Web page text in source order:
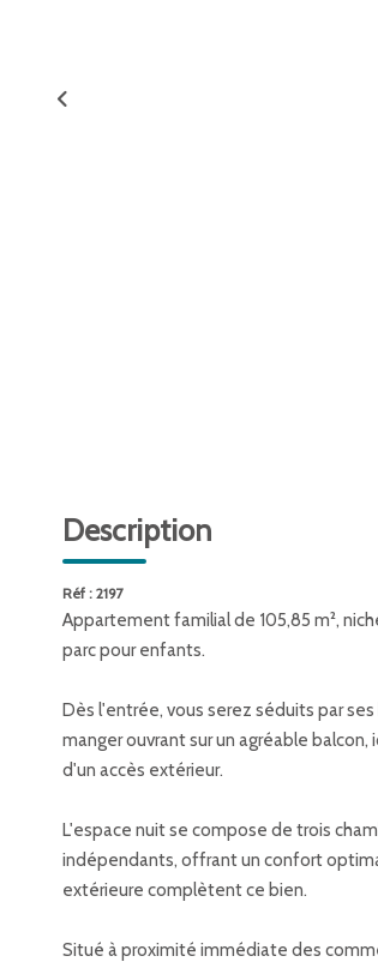
Description
Réf : 2197
Appartement familial de 105,85 m²,
parc pour enfants.
Dès l'entrée, vous serez séduits par
manger ouvrant sur un agréable
d'un accès extérieur.
L'espace nuit se compose de trois
indépendants, offrant un confort
extérieure complètent ce bien.
Situé à proximité immédiate des